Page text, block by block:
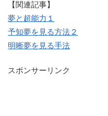
【関連記事】
夢と超能力１
予知夢を見る方法２
明晰夢を見る手法
スポンサーリンク